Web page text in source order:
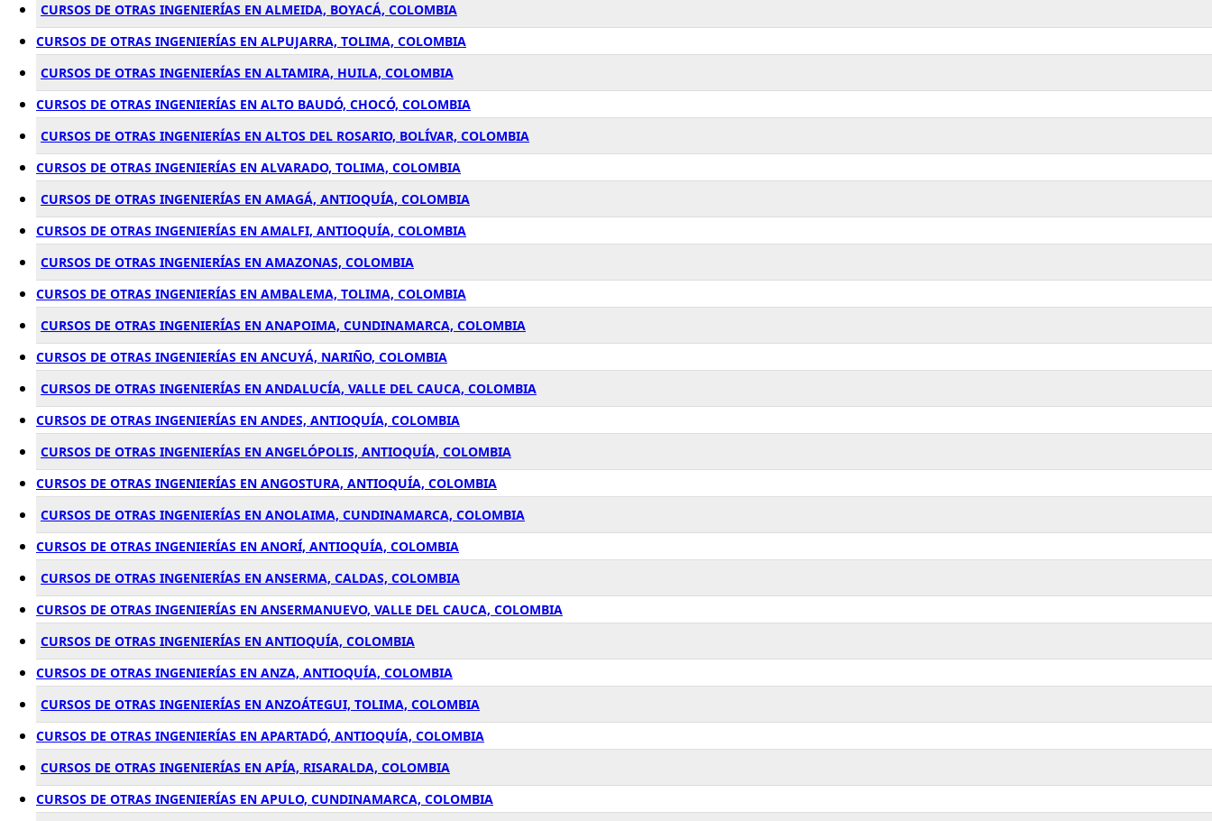
CURSOS DE OTRAS INGENIERÍAS EN ALMEIDA, BOYACÁ, COLOMBIA
CURSOS DE OTRAS INGENIERÍAS EN ALPUJARRA, TOLIMA, COLOMBIA
CURSOS DE OTRAS INGENIERÍAS EN ALTAMIRA, HUILA, COLOMBIA
CURSOS DE OTRAS INGENIERÍAS EN ALTO BAUDÓ, CHOCÓ, COLOMBIA
CURSOS DE OTRAS INGENIERÍAS EN ALTOS DEL ROSARIO, BOLÍVAR, COLOMBIA
CURSOS DE OTRAS INGENIERÍAS EN ALVARADO, TOLIMA, COLOMBIA
CURSOS DE OTRAS INGENIERÍAS EN AMAGÁ, ANTIOQUÍA, COLOMBIA
CURSOS DE OTRAS INGENIERÍAS EN AMALFI, ANTIOQUÍA, COLOMBIA
CURSOS DE OTRAS INGENIERÍAS EN AMAZONAS, COLOMBIA
CURSOS DE OTRAS INGENIERÍAS EN AMBALEMA, TOLIMA, COLOMBIA
CURSOS DE OTRAS INGENIERÍAS EN ANAPOIMA, CUNDINAMARCA, COLOMBIA
CURSOS DE OTRAS INGENIERÍAS EN ANCUYÁ, NARIÑO, COLOMBIA
CURSOS DE OTRAS INGENIERÍAS EN ANDALUCÍA, VALLE DEL CAUCA, COLOMBIA
CURSOS DE OTRAS INGENIERÍAS EN ANDES, ANTIOQUÍA, COLOMBIA
CURSOS DE OTRAS INGENIERÍAS EN ANGELÓPOLIS, ANTIOQUÍA, COLOMBIA
CURSOS DE OTRAS INGENIERÍAS EN ANGOSTURA, ANTIOQUÍA, COLOMBIA
CURSOS DE OTRAS INGENIERÍAS EN ANOLAIMA, CUNDINAMARCA, COLOMBIA
CURSOS DE OTRAS INGENIERÍAS EN ANORÍ, ANTIOQUÍA, COLOMBIA
CURSOS DE OTRAS INGENIERÍAS EN ANSERMA, CALDAS, COLOMBIA
CURSOS DE OTRAS INGENIERÍAS EN ANSERMANUEVO, VALLE DEL CAUCA, COLOMBIA
CURSOS DE OTRAS INGENIERÍAS EN ANTIOQUÍA, COLOMBIA
CURSOS DE OTRAS INGENIERÍAS EN ANZA, ANTIOQUÍA, COLOMBIA
CURSOS DE OTRAS INGENIERÍAS EN ANZOÁTEGUI, TOLIMA, COLOMBIA
CURSOS DE OTRAS INGENIERÍAS EN APARTADÓ, ANTIOQUÍA, COLOMBIA
CURSOS DE OTRAS INGENIERÍAS EN APÍA, RISARALDA, COLOMBIA
CURSOS DE OTRAS INGENIERÍAS EN APULO, CUNDINAMARCA, COLOMBIA